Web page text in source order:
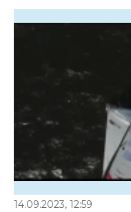
14.09.2023, 12:59